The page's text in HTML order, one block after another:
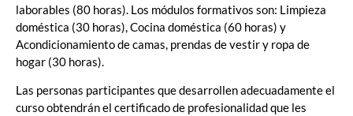
laborables (80 horas). Los módulos formativos son: Limpieza
doméstica (30 horas), Cocina doméstica (60 horas) y
Acondicionamiento de camas, prendas de vestir y ropa de
hogar (30 horas).
Las personas participantes que desarrollen adecuadamente el
curso obtendrán el certificado de profesionalidad que les